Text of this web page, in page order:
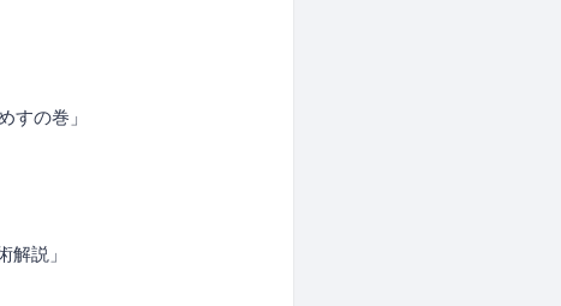
の巻」
説」